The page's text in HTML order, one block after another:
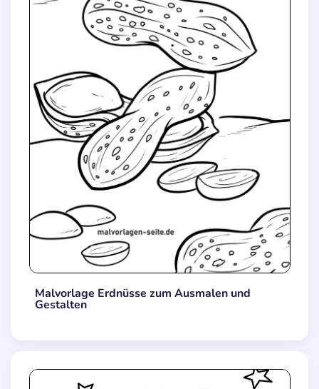
Malvorlage Erdnüsse zum Ausmalen und
Gestalten